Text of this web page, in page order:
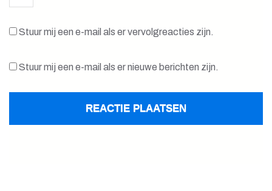
Stuur mij een e-mail als er vervolgreacties zijn.
Stuur mij een e-mail als er nieuwe berichten zijn.